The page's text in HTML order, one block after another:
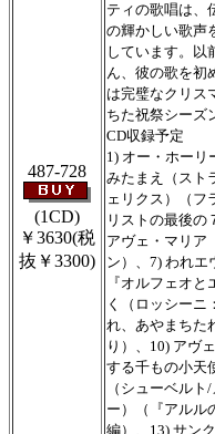
487-728
(1CD)
￥3630(税
抜￥3300)
ティの歌唱は、
の輝かしい歌声
しています。以
ん、彼の歌を初
は完璧なクリス
ちた祝祭シーズ
CD収録予定
1) オー・ホーリ
みたまえ（スト
ェリクス）（フ
リストの最後の
アヴェ・マリア
ン）、7) われエ
『オルフェオ
く（ロッシーニ
れ、あやまちた
り）、10) アヴ
する千もの小天
（シューベル
ー）（『アルル
編）、13) サン